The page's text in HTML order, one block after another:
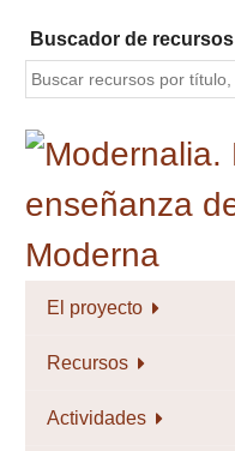
contenido
principal
Buscador de recursos
El proyecto
Recursos
Actividades